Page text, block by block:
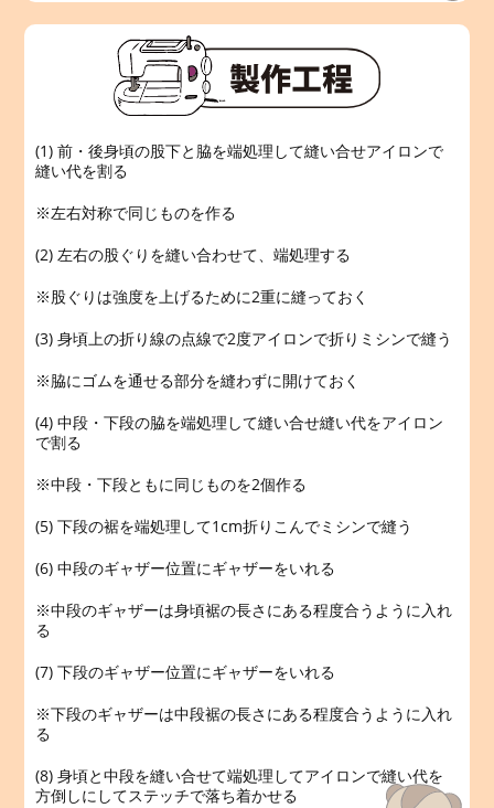
(1) 前・後身頃の股下と脇を端処理して縫い合せアイロンで
縫い代を割る
※左右対称で同じものを作る
(2) 左右の股ぐりを縫い合わせて、端処理する
※股ぐりは強度を上げるために2重に縫っておく
(3) 身頃上の折り線の点線で2度アイロンで折りミシンで縫う
※脇にゴムを通せる部分を縫わずに開けておく
(4) 中段・下段の脇を端処理して縫い合せ縫い代をアイロン
で割る
※中段・下段ともに同じものを2個作る
(5) 下段の裾を端処理して1cm折りこんでミシンで縫う
(6) 中段のギャザー位置にギャザーをいれる
※中段のギャザーは身頃裾の長さにある程度合うように入れ
る
(7) 下段のギャザー位置にギャザーをいれる
※下段のギャザーは中段裾の長さにある程度合うように入れ
る
(8) 身頃と中段を縫い合せて端処理してアイロンで縫い代を
方倒しにしてステッチで落ち着かせる